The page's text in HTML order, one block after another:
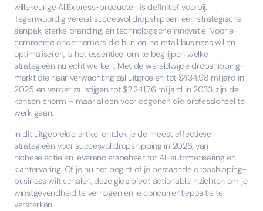
willekeurige AliExpress-producten is definitief voorbij.
Tegenwoordig vereist succesvol dropshippen een strategische
aanpak, sterke branding, en technologische innovatie. Voor e-
commerce ondernemers die hun online retail business willen
optimaliseren, is het essentieel om te begrijpen welke
strategieën nu echt werken. Met de wereldwijde dropshipping-
markt die naar verwachting zal uitgroeien tot $434,98 miljard in
2025 en verder zal stijgen tot $2.241,76 miljard in 2033, zijn de
kansen enorm – maar alleen voor degenen die professioneel te
werk gaan.
In dit uitgebreide artikel ontdek je de meest effectieve
strategieën voor succesvol dropshipping in 2026, van
nicheselectie en leveranciersbeheer tot AI-automatisering en
klantervaring. Of je nu net begint of je bestaande dropshipping-
business wilt schalen, deze gids biedt actionable inzichten om je
winstgevendheid te verhogen en je concurrentiepositie te
versterken.